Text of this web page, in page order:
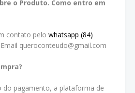
o Produto. Como entro em
contato pelo whatsapp (84)
queroconteudo@gmail.com
do pagamento, a plataforma de